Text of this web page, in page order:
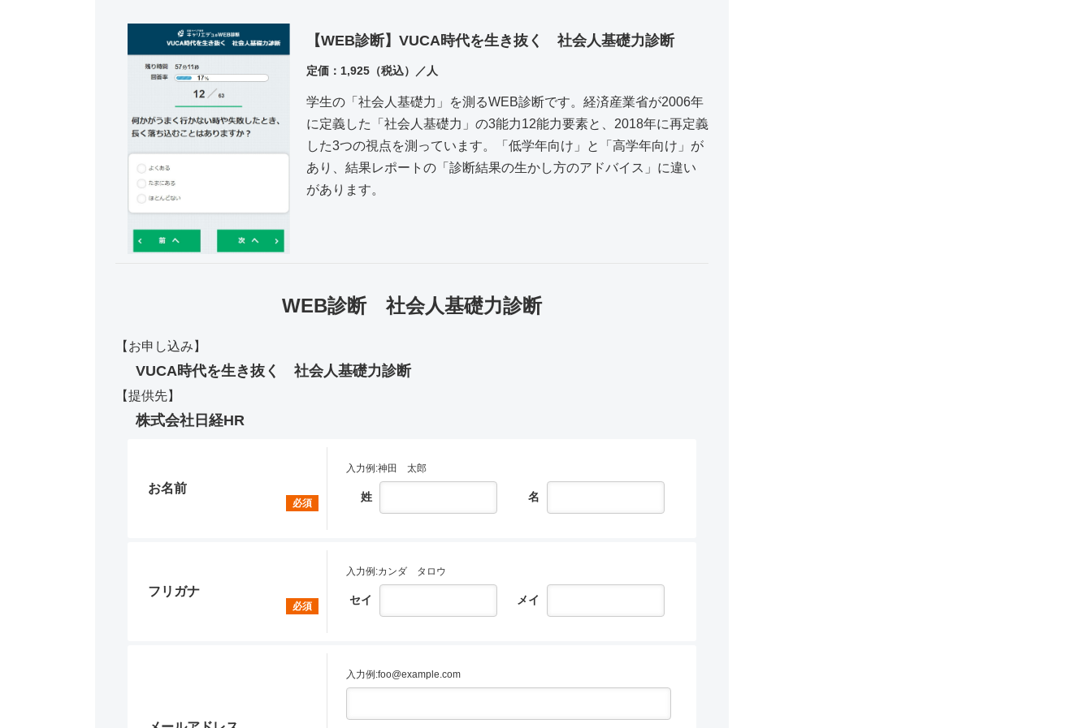
【WEB診断】VUCA時代を生き抜く 社会人基礎力診断
定価：1,925（税込）／人
学生の「社会人基礎力」を測るWEB診断です。経済産業省が2006年
に定義した「社会人基礎力」の3能力12能力要素と、2018年に再定義
した3つの視点を測っています。「低学年向け」と「高学年向け」が
あり、結果レポートの「診断結果の生かし方のアドバイス」に違い
があります。
WEB診断 社会人基礎力診断
【お申し込み】
VUCA時代を生き抜く 社会人基礎力診断
【提供先】
株式会社日経HR
お名前
必須
入力例:神田 太郎
姓 名
フリガナ
必須
入力例:カンダ タロウ
セイ メイ
入力例:foo@example.com